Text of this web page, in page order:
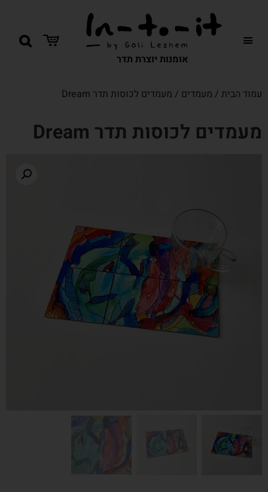
אומנות יוצרת תדר
עמוד הבית / מעמדים / מעמדים לכוסות תדר Dream
מעמדים לכוסות תדר Dream